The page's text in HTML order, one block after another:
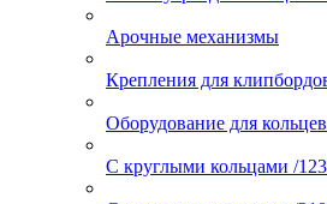
Арочные механизмы
Крепления для
Оборудование для
С круглыми кольцами /